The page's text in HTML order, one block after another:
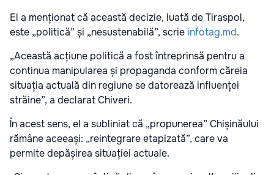
El a menționat că această decizie, luată de Tiraspol,
este „politică” și „nesustenabilă”, scrie infotag.md.
„Această acțiune politică a fost întreprinsă pentru a
continua manipularea și propaganda conform căreia
situația actuală din regiune se datorează influenței
străine”, a declarat Chiveri.
În acest sens, el a subliniat că „propunerea” Chișinăului
rămâne aceeași: „reintegrare etapizată”, care va
permite depășirea situației actuale.